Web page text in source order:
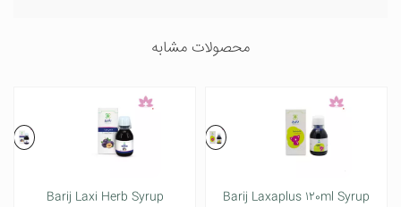
محصولات مشابه
Barij Laxaplus 120ml Syrup
Barij Laxi Herb Syrup